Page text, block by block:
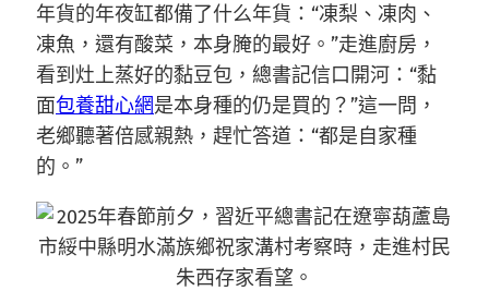
年貨的年夜缸都備了什么年貨：“凍梨、凍肉、
凍魚，還有酸菜，本身腌的最好。”走進廚房，
看到灶上蒸好的黏豆包，總書記信口開河：“黏
面包養甜心網是本身種的仍是買的？”這一問，
老鄉聽著倍感親熱，趕忙答道：“都是自家種
的。”